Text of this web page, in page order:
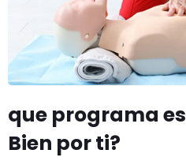
que programa es
Bien por ti?